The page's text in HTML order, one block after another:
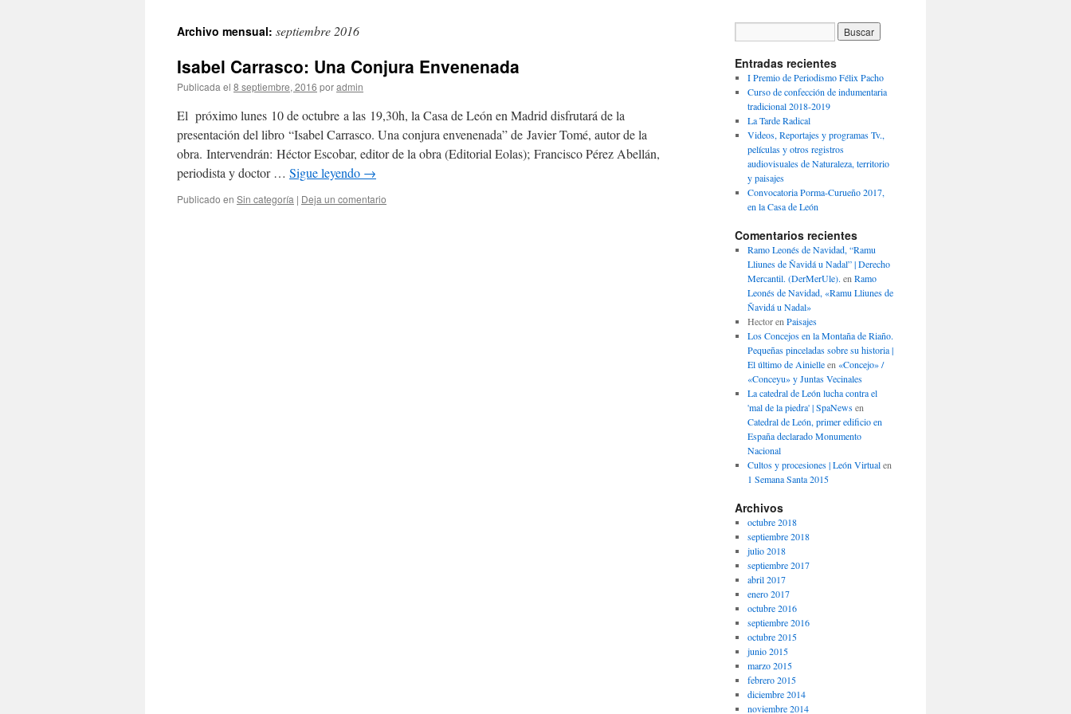
Archivo mensual: septiembre 2016
Isabel Carrasco: Una Conjura Envenenada
Publicada el 8 septiembre, 2016 poradmin
El próximo lunes 10 de octubre a las 19,30h, la Casa de León en Madrid disfrutará de la
presentación del libro “Isabel Carrasco. Una conjura envenenada” de Javier Tomé, autor de la
obra. Intervendrán: Héctor Escobar, editor de la obra (Editorial Eolas); Francisco Pérez Abellán,
periodista y doctor … Sigue leyendo →
Publicado en Sin categoría | Deja un comentario
Entradas recientes
I Premio de Periodismo Félix Pacho
Curso de confección de indumentaria
tradicional 2018-2019
La Tarde Radical
Videos, Reportajes y programas Tv.,
películas y otros registros
audiovisuales de Naturaleza, territorio
y paisajes
Convocatoria Porma-Curueño 2017,
en la Casa de León
Comentarios recientes
Ramo Leonés de Navidad, “Ramu
Lliunes de Ñavidá u Nadal” | Derecho
Mercantil. (DerMerUle). en Ramo
Leonés de Navidad, «Ramu Lliunes de
Ñavidá u Nadal»
Hectoren Paisajes
Los Concejos en la Montaña de Riaño.
Pequeñas pinceladas sobre su historia |
El último de Ainielleen «Concejo» /
«Conceyu» y Juntas Vecinales
La catedral de León lucha contra el
'mal de la piedra' | SpaNewsen
Catedral de León, primer edificio en
España declarado Monumento
Nacional
Cultos y procesiones | León Virtualen
1 Semana Santa 2015
Archivos
octubre 2018
septiembre 2018
julio 2018
septiembre 2017
abril 2017
enero 2017
octubre 2016
septiembre 2016
octubre 2015
junio 2015
marzo 2015
febrero 2015
diciembre 2014
noviembre 2014